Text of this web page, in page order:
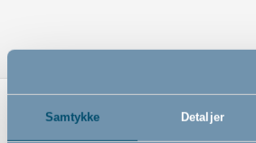
Samtykke Detaljer
Relaterede